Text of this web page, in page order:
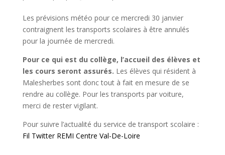
Les prévisions météo pour ce mercredi 30 janvier
contraignent les transports scolaires à être annulés
pour la journée de mercredi.
Pour ce qui est du collège, l’accueil des élèves et
les cours seront assurés. Les élèves qui résident à
Malesherbes sont donc tout à fait en mesure de se
rendre au collège. Pour les transports par voiture,
merci de rester vigilant.
Pour suivre l’actualité du service de transport scolaire :
Fil Twitter REMI Centre Val-De-Loire